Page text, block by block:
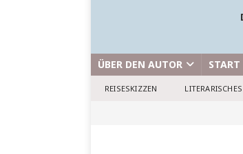
ÜBER DEN AUTOR START
REISESKIZZEN LITERARISCHES